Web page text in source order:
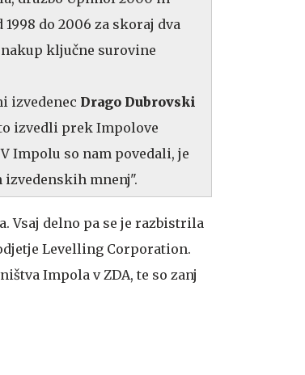
do 2006 za skoraj dva
ključne surovine
izvedenec Drago Dubrovski
izvedli prek Impolove
Impolu so nam povedali, je
mnenj".
Vsaj delno pa se je razbistrila
Levelling Corporation.
Impola v ZDA, te so zanj